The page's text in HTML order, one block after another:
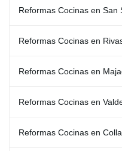
Reformas Cocinas en San
Reformas Cocinas en
Reformas Cocinas en
Reformas Cocinas en
Reformas Cocinas en